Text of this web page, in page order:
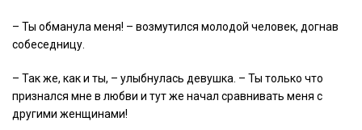
– Ты обманула меня! – возмутился молодой человек, догнав
собеседницу.
– Так же, как и ты, – улыбнулась девушка. – Ты только что
признался мне в любви и тут же начал сравнивать меня с
другими женщинами!